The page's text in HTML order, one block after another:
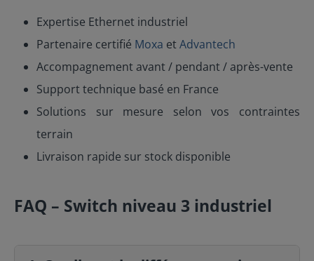
Expertise Ethernet industriel
Partenaire certifié Moxa etAdvantech
Accompagnement avant / pendant / après-vente
Support technique basé en France
Solutions sur mesure selon vos contraintes
terrain
Livraison rapide sur stock disponible
FAQ – Switch niveau 3 industriel